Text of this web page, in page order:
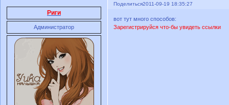
Поделиться2011-09-19 18:35:27
Риги
Администратор
вот тут много способов:
Зарегистрируйся что-бы увидеть ссылки